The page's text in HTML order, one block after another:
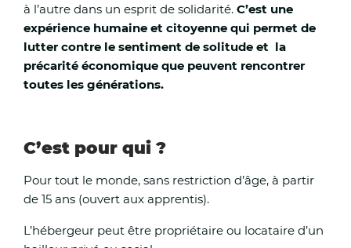
L’évolution de la situation et de prendre les
nécessaires. Des points de situation, dont les
rendus seront envoyés à la presse, seront assurés
puis à 18h00 demain, puis 09h00, 13h00 et 18h00
levée de la vigilance rouge.
de sécurité ou d’accueil, les établissements
ouverts et les enseignants assurent la continuité de
des élèves. Des aménagements d’horaires,
à l’autre dans un esprit de solidarité. C’est une
expérience humaine et citoyenne qui permet de
lutter contre le sentiment de solitude et la
précarité économique que peuvent rencontrer
toutes les générations.
C’est pour qui ?
Pour tout le monde, sans restriction d’âge, à partir
de 15 ans (ouvert aux apprentis).
L’hébergeur peut être propriétaire ou locataire d’un